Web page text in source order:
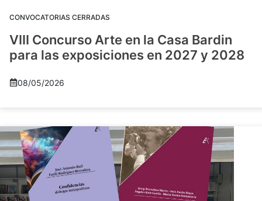
CONVOCATORIAS CERRADAS
VIII Concurso Arte en la Casa Bardin
para las exposiciones en 2027 y 2028
08/05/2026